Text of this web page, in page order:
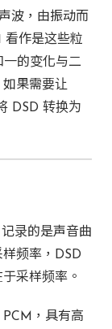
波，由振动而
看作是这些粒
一的变化与二
果需要让
DSD 转换为
录的是声音曲
频率，DSD
采样频率。
，具有高